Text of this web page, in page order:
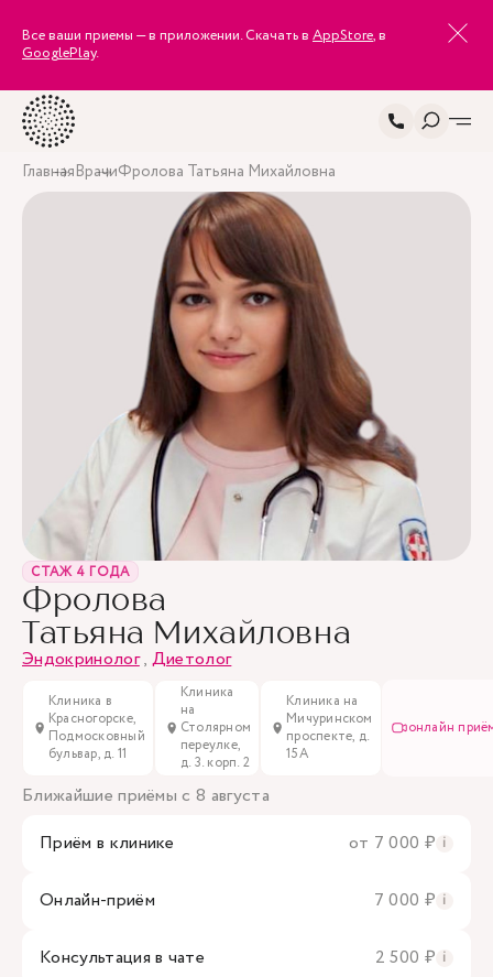
Все ваши приемы — в приложении. Скачать в AppStore, в
GooglePlay.
ГлавнаяВрачиФролова Татьяна Михайловна
СТАЖ 4 ГОДА
Фролова
Татьяна Михайловна
Эндокринолог, Диетолог
Клиника в
Красногорске,
Подмосковный
бульвар, д. 11
Клиника
на
Столярном
переулке,
д. 3. корп. 2
Клиника на
Мичуринском
проспекте, д.
15А
онлайн
Ближайшие приёмы с 8 августа
Приём в клинике
от 7 000 ₽ i
Онлайн-приём 7 000 ₽ i
Консультация в чате 2 500 ₽ i